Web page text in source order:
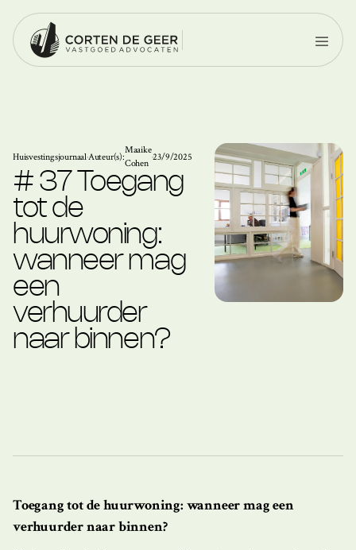
Huisvestingsjournaal·Auteur(s):
Maaike
Cohen
·23/9/2025
# 37 Toegang
tot de
huurwoning:
wanneer mag
een
verhuurder
naar binnen?
Toegang tot de huurwoning: wanneer mag een
verhuurder naar binnen?